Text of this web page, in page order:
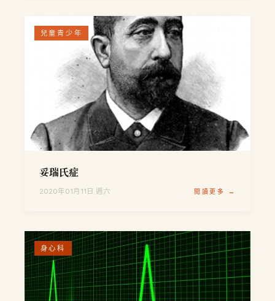
兒童青少年
妥瑞氏症
2020年01月11日 週六 閱讀更多 →
身心科